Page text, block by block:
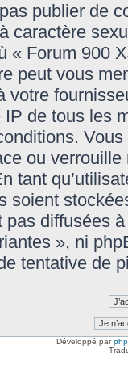
publier de
caractère
« Forum 900
peut vous
votre
IP de tous les
ou
tant
soient
pas diffusées
», ni
tentative de
Développé par